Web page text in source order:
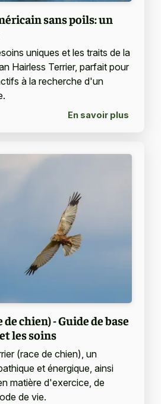
sans poils: un
uniques et les traits de la
Hairless Terrier, parfait pour
à la recherche d'un
En savoir plus
chien) - Guide de base
les soins
(race de chien), un
et énergique, ainsi
matière d'exercice, de
de vie.